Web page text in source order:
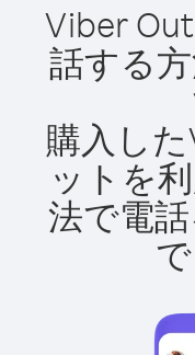
Viber
話する
購入し
ットを
法で電